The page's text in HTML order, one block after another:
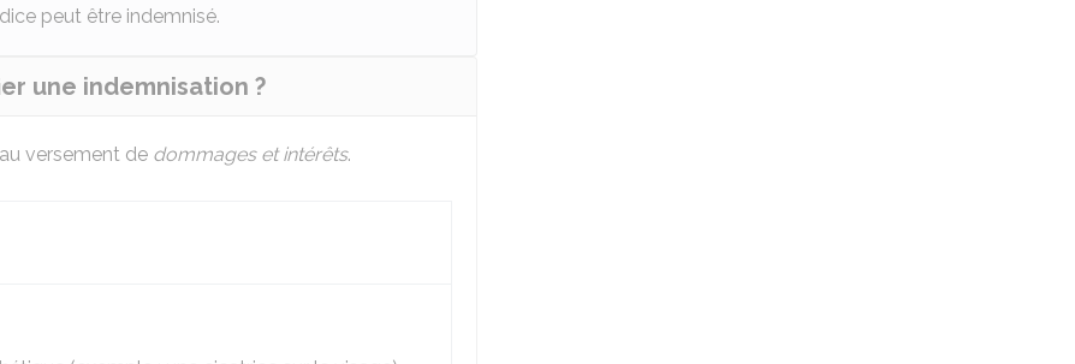
peut être indemnisé.
une indemnisation ?
versement de dommages et intérêts.